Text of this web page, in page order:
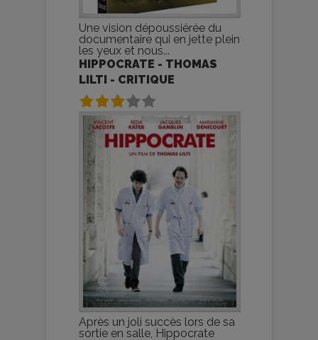
Une vision dépoussiérée du
documentaire qui en jette plein
les yeux et nous...
HIPPOCRATE - THOMAS
LILTI - CRITIQUE
Après un joli succès lors de sa
sortie en salle, Hippocrate